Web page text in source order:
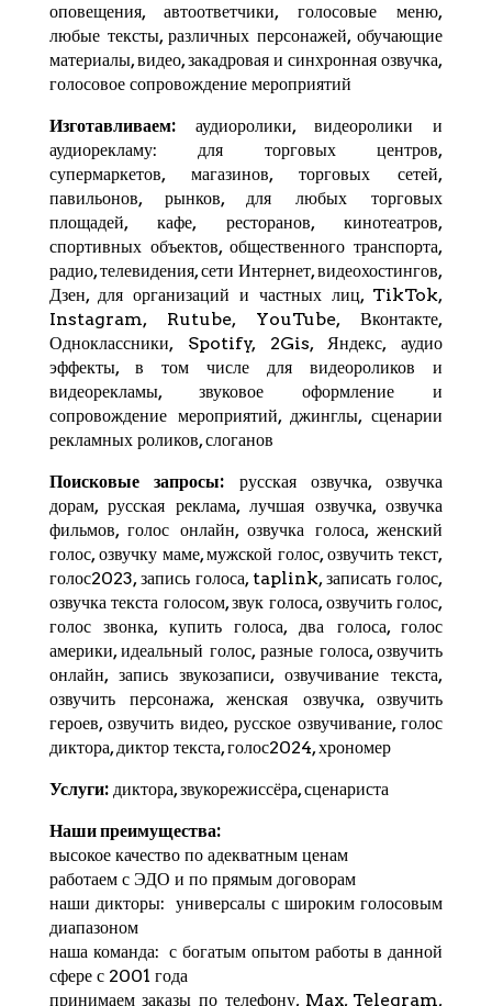
оповещения, автоответчики, голосовые меню,
любые тексты, различных персонажей, обучающие
материалы, видео, закадровая и синхронная озвучка,
голосовое сопровождение мероприятий
Изготавливаем:аудиоролики, видеоролики и
аудиорекламу: для торговых центров,
супермаркетов, магазинов, торговых сетей,
павильонов, рынков, для любых торговых
площадей, кафе, ресторанов, кинотеатров,
спортивных объектов, общественного транспорта,
радио, телевидения, сети Интернет, видеохостингов,
Дзен, для организаций и частных лиц, TikTok,
Instagram, Rutube, YouTube,Вконтакте,
Одноклассники, Spotify,2Gis,Яндекс, аудио
эффекты, в том числе для видеороликов и
видеорекламы, звуковое оформление и
сопровождение мероприятий, джинглы, сценарии
рекламных роликов, слоганов
Поисковые запросы:русская озвучка, озвучка
дорам, русская реклама, лучшая озвучка, озвучка
фильмов, голос онлайн, озвучка голоса, женский
голос, озвучку маме, мужской голос, озвучить текст,
голос2023, запись голоса, taplink, записать голос,
озвучка текста голосом, звук голоса, озвучить голос,
голос звонка, купить голоса, два голоса, голос
америки, идеальный голос, разные голоса, озвучить
онлайн, запись звукозаписи, озвучивание текста,
озвучить персонажа, женская озвучка, озвучить
героев, озвучить видео, русское озвучивание, голос
диктора, диктор текста, голос2024,хрономер
Услуги:диктора, звукорежиссёра, сценариста
Наши преимущества:
высокое качество по адекватным ценам
работаем с ЭДО и по прямым договорам
наши дикторы: универсалы с широким голосовым
диапазоном
наша команда: с богатым опытом работы в данной
сфере с 2001 года
принимаем заказы по телефону, Max, Telegram,